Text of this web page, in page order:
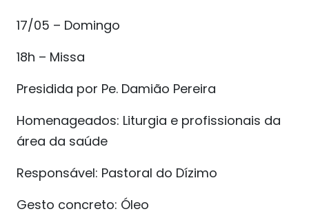
17/05 – Domingo
18h – Missa
Presidida por Pe. Damião Pereira
Homenageados: Liturgia e profissionais da
área da saúde
Responsável: Pastoral do Dízimo
Gesto concreto: Óleo